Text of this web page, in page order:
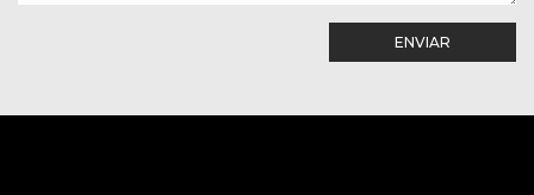
ENVIAR